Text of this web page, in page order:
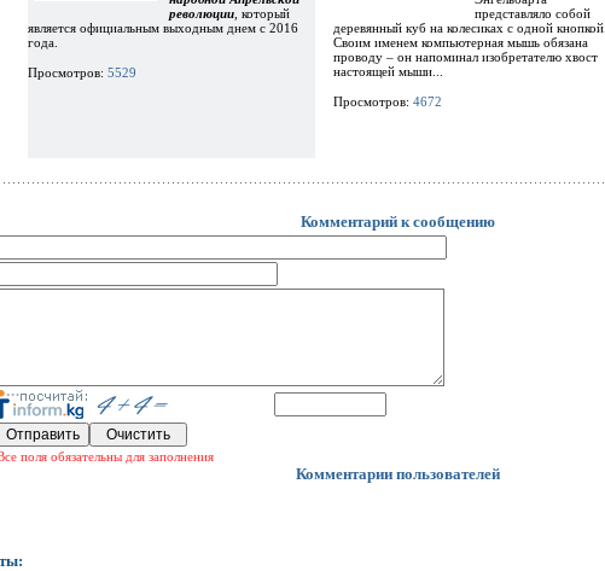
революции, который
является официальным выходным днем с 2016
года.
Просмотров: 5529
представляло собой
деревянный куб на колесиках с одной кнопкой.
Своим именем компьютерная мышь обязана
проводу – он напоминал изобретателю хвост
настоящей мыши...
Просмотров: 4672
Комментарий к сообщению
поля обязательны для заполнения
Комментарии пользователей